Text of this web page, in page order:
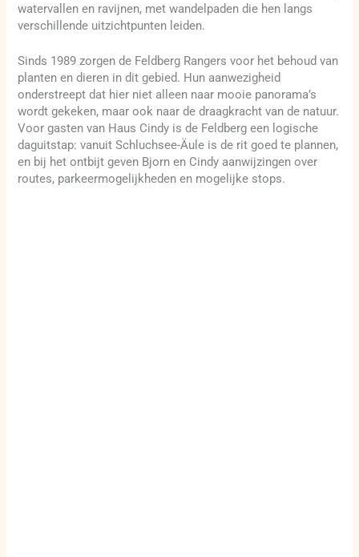
watervallen en ravijnen, met wandelpaden die hen langs
verschillende uitzichtpunten leiden.
Sinds 1989 zorgen de Feldberg Rangers voor het behoud van
planten en dieren in dit gebied. Hun aanwezigheid
onderstreept dat hier niet alleen naar mooie panorama’s
wordt gekeken, maar ook naar de draagkracht van de natuur.
Voor gasten van Haus Cindy is de Feldberg een logische
daguitstap: vanuit Schluchsee-Äule is de rit goed te plannen,
en bij het ontbijt geven Bjorn en Cindy aanwijzingen over
routes, parkeermogelijkheden en mogelijke stops.